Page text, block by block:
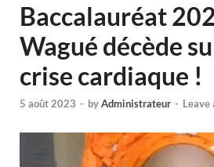
Baccalauréat
Wagué décède
crise cardiaque !
5 août 2023 - byAdministrateur - Leave